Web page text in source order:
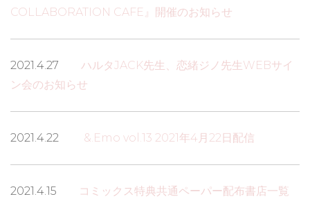
COLLABORATION CAFE』開催のお知らせ
2021.4.27 ハルタJACK先生、恋緒ジノ先生WEBサイ
ン会のお知らせ
2021.4.22 &.Emo vol.13 2021年4月22日配信
2021.4.15 コミックス特典共通ペーパー配布書店一覧